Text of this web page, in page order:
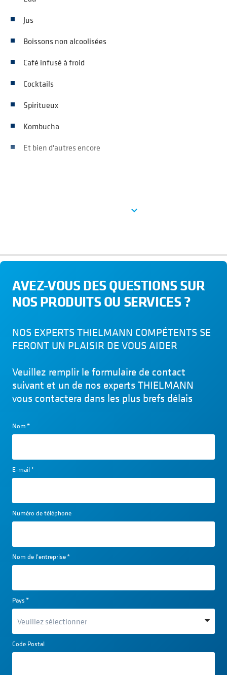
Jus
Boissons non alcoolisées
Café infusé à froid
Cocktails
Spiritueux
Kombucha
Et bien d'autres encore
expand_more
AVEZ-VOUS DES QUESTIONS SUR
NOS PRODUITS OU SERVICES ?
NOS EXPERTS THIELMANN COMPÉTENTS SE
FERONT UN PLAISIR DE VOUS AIDER
Veuillez remplir le formulaire de contact
suivant et un de nos experts THIELMANN
vous contactera dans les plus brefs délais
Nom*
E-mail*
Numéro de téléphone
Nom de l'entreprise*
Pays*
Code Postal